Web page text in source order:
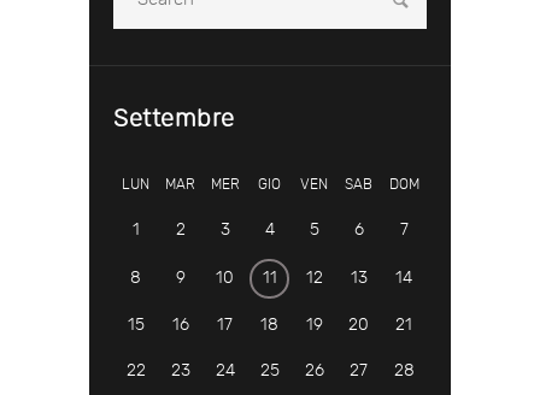
Settembre
LUN MAR MER GIO VEN SAB DOM
1 2 3 4 5 6 7
8 9 10 11 12 13 14
15 16 17 18 19 20 21
22 23 24 25 26 27 28